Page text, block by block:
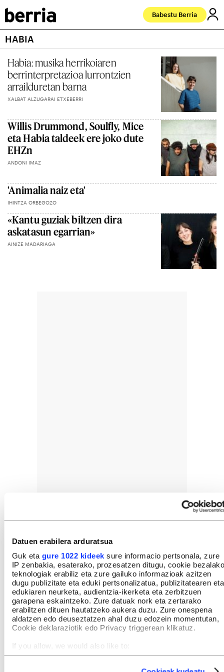
Datuen erabilera arduratsua
Guk eta gure 1022 kideek sure informacio pertsonala, zure
IP zenbakia, esaterako, prozesatzen ditugu, cookie bezalako
teknologiak erabiliz eta zure gailuko informazioak azitzen
dugu publizitate eta eduki pertsonalizatua, publizitatearen eta
edukiaren neurketa, audientzia-ikerketa eta zerbitzuen
garapena eskaintzeko. Zure datuak nork eta zertarako
erabiltzen dituen hautatzeko aukera duzu. Zure onespena
aldatzen edo deuseztatzen ahal duzu edozein momentutan,
Cookie deklaraziotik edo Privacy triggerean klikatuz.
If you allow, we would also like to:
Collect information about your geographical location
Babestu Berria
HABIA
Habia: musika herrikoiaren
berrinterpretazioa lurrontzien
arrailduretan barna
XALBAT ALZUGARAI ETXEBERRI
Willis Drummond, Soulfly, Mice
eta Habia taldeek ere joko dute
EHZn
ANDONI IMAZ
'Animalia naiz eta'
IHINTZA ORBEGOZO
«Kantu guziak biltzen dira
askatasun egarrian»
AINIZE MADARIAGA